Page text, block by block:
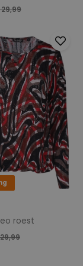
roest